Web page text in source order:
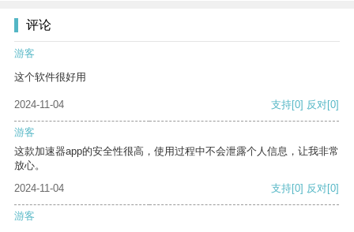
评论
游客
这个软件很好用
2024-11-04 支持[0] 反对[0]
游客
这款加速器app的安全性很高，使用过程中不会泄露个人信息，让我非常
放心。
2024-11-04
支持[0] 反对[0]
游客